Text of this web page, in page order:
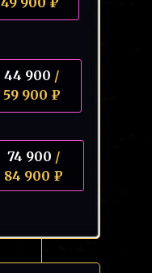
44 900 /
59 900 ₽
74 900 /
84 900 ₽